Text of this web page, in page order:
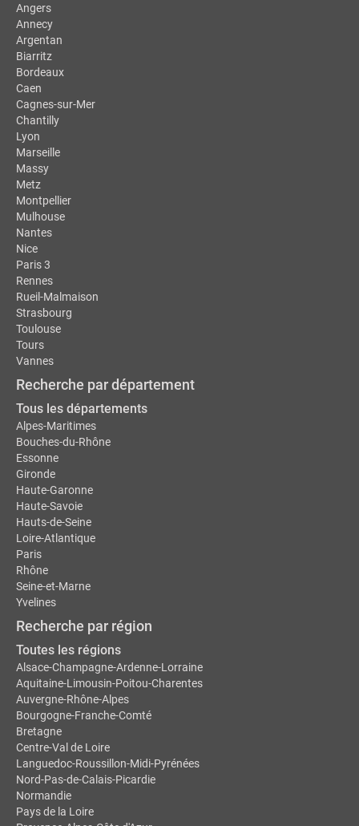
Angers
Annecy
Argentan
Biarritz
Bordeaux
Caen
Cagnes-sur-Mer
Chantilly
Lyon
Marseille
Massy
Metz
Montpellier
Mulhouse
Nantes
Nice
Paris 3
Rennes
Rueil-Malmaison
Strasbourg
Toulouse
Tours
Vannes
Recherche par département
Tous les départements
Alpes-Maritimes
Bouches-du-Rhône
Essonne
Gironde
Haute-Garonne
Haute-Savoie
Hauts-de-Seine
Loire-Atlantique
Paris
Rhône
Seine-et-Marne
Yvelines
Recherche par région
Toutes les régions
Alsace-Champagne-Ardenne-Lorraine
Aquitaine-Limousin-Poitou-Charentes
Auvergne-Rhône-Alpes
Bourgogne-Franche-Comté
Bretagne
Centre-Val de Loire
Languedoc-Roussillon-Midi-Pyrénées
Nord-Pas-de-Calais-Picardie
Normandie
Pays de la Loire